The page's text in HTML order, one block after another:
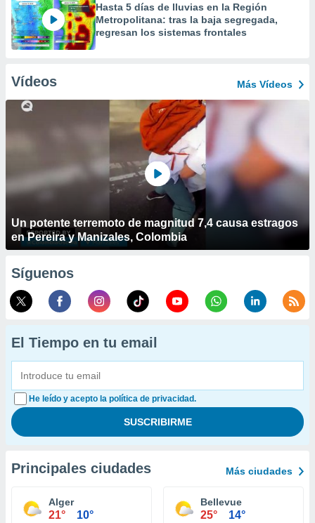
Hasta 5 días de lluvias en la Región
Metropolitana: tras la baja segregada,
regresan los sistemas frontales
Vídeos Más Vídeos
Un potente terremoto de magnitud 7,4 causa estragos
en Pereira y Manizales, Colombia
Síguenos
El Tiempo en tu email
He leído y acepto la política de privacidad.
Principales ciudades Más ciudades
Alger
21° 10°
Bellevue
25° 14°